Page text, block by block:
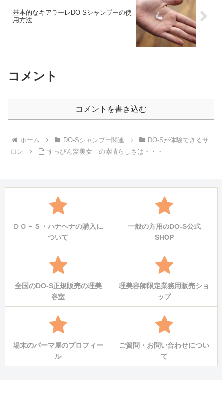
基本的なキアラーレDO-Sシャンプーの使
用方法
コメント
コメントを書き込む
ホーム DO-Sシャンプー関連
DO-Sが体験できるサ
ロン
すっぴん髪美女 の素晴らしさは・・・
ＤＯ－Ｓ・ハナヘナの購入に
ついて
一般の方用のDO-S公式
SHOP
全国のDO-S正規販売の理美
容室
理美容師限定業務用販売ショ
ップ
場末のパーマ屋のプロフィー
ル
ご質問・お問い合わせについ
て